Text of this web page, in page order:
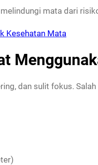
mata dari
Kesehatan Mata
dan sulit fokus.